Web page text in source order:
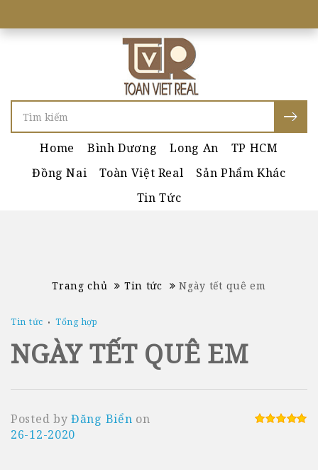
Home Bình Dương Long An
TP HCM
Đồng Nai
Toàn Việt Real
Sản Phẩm Khác
Tin Tức
Trang chủ Tin tức Ngày tết quê em
Tin tức Tổng hợp
NGÀY TẾT QUÊ EM
Posted by Đăng Biển on
26-12-2020